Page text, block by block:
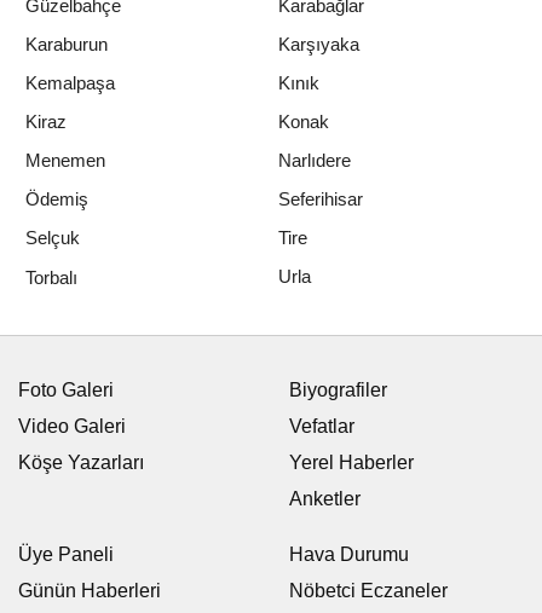
Güzelbahçe
Karabağlar
Karaburun
Karşıyaka
Kemalpaşa
Kınık
Kiraz
Konak
Menemen
Narlıdere
Ödemiş
Seferihisar
Selçuk
Tire
Torbalı
Urla
Yayınlanma: 08 Temmuz 2026 - 15:06
Güncelleme: 08 Temmuz 2026 - 16:00
Kütahya'da TKDK yatırımları
EKONOMI 08 Temmuz 2026 - 15:06